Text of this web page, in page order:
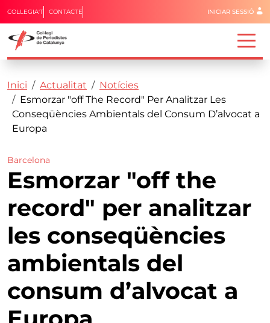
Vés al contingut
Capçalera
COL·LEGIA'T CONTACTE Menú del
INICIAR SESSIÓ
Fil d'ariadna
Inici Actualitat
Notícies
Esmorzar "off The Record" Per Analitzar Les
Conseqüències Ambientals del Consum D’alvocat a
Europa
Barcelona
Esmorzar "off the
record" per analitzar
les conseqüències
ambientals del
consum d’alvocat a